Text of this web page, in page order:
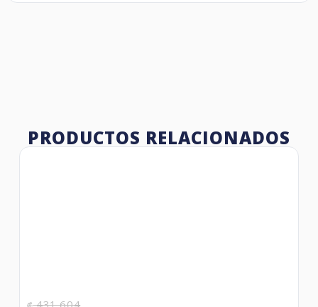
PRODUCTOS RELACIONADOS
431,604